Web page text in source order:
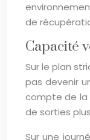
de
Capacité
Sur le plan
pas devenir
compte de la
de sorties
Sur une